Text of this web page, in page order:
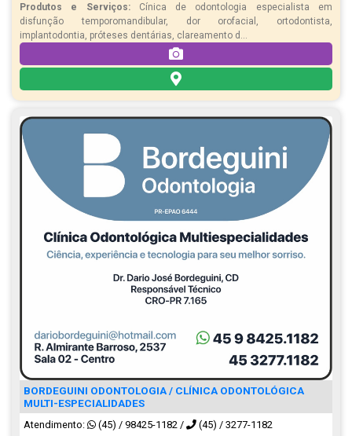
Produtos e Serviços:Cínica de odontologia especialista em
disfunção temporomandibular, dor orofacial, ortodontista,
implantodontia, próteses dentárias, clareamento d...
BORDEGUINI ODONTOLOGIA / CLÍNICA ODONTOLÓGICA
MULTI-ESPECIALIDADES
Atendimento: (45) / 98425-1182 / (45) / 3277-1182